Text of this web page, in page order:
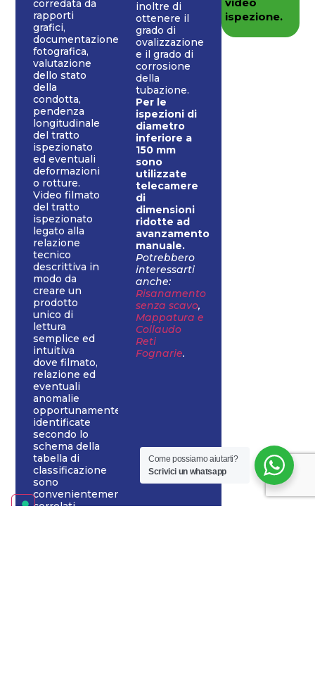
ispezione.
corredata da
rapporti
grafici,
documentazione
fotografica,
valutazione
dello stato
della
condotta,
pendenza
longitudinale
del tratto
ispezionato
ed eventuali
deformazioni
o rotture.
Video filmato
del tratto
ispezionato
legato alla
relazione
tecnico
descrittiva in
modo da
creare un
prodotto
unico di
lettura
semplice ed
intuitiva
dove filmato,
relazione ed
eventuali
anomalie
opportunamente
identificate
secondo lo
schema della
tabella di
classificazione
sono
convenientemente
correlati.
inoltre di
ottenere il
grado di
ovalizzazione
e il grado di
corrosione
della
tubazione.
Per le
ispezioni di
diametro
inferiore a
150 mm
sono
utilizzate
telecamere
di
dimensioni
ridotte ad
avanzamento
manuale.
Potrebbero
interessarti
anche:
Risanamento
senza scavo,
Mappatura e
Collaudo
Reti
Fognarie.
Come possiamo aiutarti?
Scrivici un whatsapp